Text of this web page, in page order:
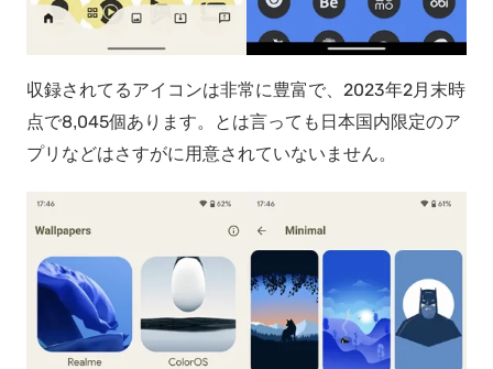
収録されてるアイコンは非常に豊富で、2023年2月末時
点で8,045個あります。とは言っても日本国内限定のア
プリなどはさすがに用意されていないません。